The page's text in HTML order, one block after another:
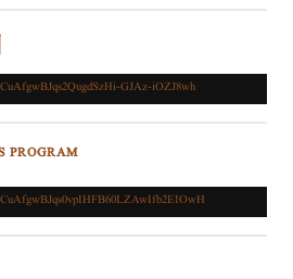
GJAz-iOZJ8wh
PROGRAM